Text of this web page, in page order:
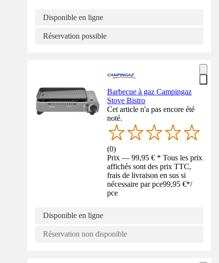
Disponible en ligne
Réservation possible
Barbecue à gaz Campingaz
Stove Bistro
Cet article n'a pas encore été
noté.
(0)
Prix — 99,95 € * Tous les prix
affichés sont des prix TTC,
frais de livraison en sus si
nécessaire par pce99,95 €*/
pce
Disponible en ligne
Réservation non disponible